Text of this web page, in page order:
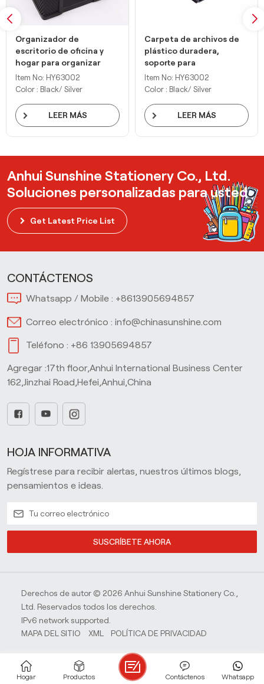
Carpeta de archivos de
plástico duradera,
soporte para
documentos,
organizador de oficina
Item No: HY63002
Color : Black/ Silver
LEER MÁS
Revistero de escritorio
negro de diseño clásico
de 3 compartimentos
Item No: HY63002
Color : Black/ Silver
LEER MÁS
Anhui Sunshine Stationery Co., Ltd.
Soluciones personalizadas para usted
Get Latest Price List
CONTÁCTENOS
Whatsapp / Mobile : +8613905694857
Correo electrónico : info@chinasunshine.com
Teléfono : +86 13905694857
Agregar :17th floor,Anhui International Business Center
162,Jinzhai Road,Hefei,Anhui,China
HOJA INFORMATIVA
Regístrese para recibir alertas, nuestros últimos blogs,
pensamientos e ideas.
SUSCRÍBETE AHORA
Derechos de autor © 2026 Anhui Sunshine Stationery Co.,
Ltd. Reservados todos los derechos.
IPv6 network supported.
MAPA DEL SITIO
XML POLÍTICA DE PRIVACIDAD
Hogar Productos Whatsapp
Contáctenos